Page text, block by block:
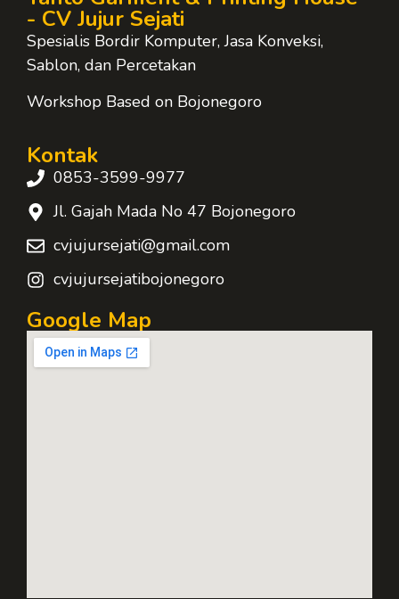
- CV Jujur Sejati
Spesialis Bordir Komputer, Jasa Konveksi,
Sablon, dan Percetakan
Workshop Based on Bojonegoro
Kontak
0853-3599-9977
Jl. Gajah Mada No 47 Bojonegoro
cvjujursejati@gmail.com
cvjujursejatibojonegoro
Google Map